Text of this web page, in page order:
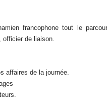
francophone tout le
de liaison.
affaires de la journée.